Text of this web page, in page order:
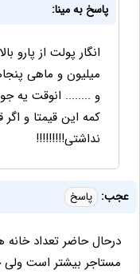
پاسخ به مینا:
انگار پولت از پارو
میلیون و ماهی
و ........ انوقت یه
کمه این قیمتا و
نداشتی!!!!!!!!!
عجب: پاسخ
درحال حاضر تعداد
مستاجر بیشتر است ولی